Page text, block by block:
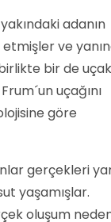
adanın
etmişler ve
bir de uçak
uçağını
göre
gerçekleri
yaşamışlar.
oluşum